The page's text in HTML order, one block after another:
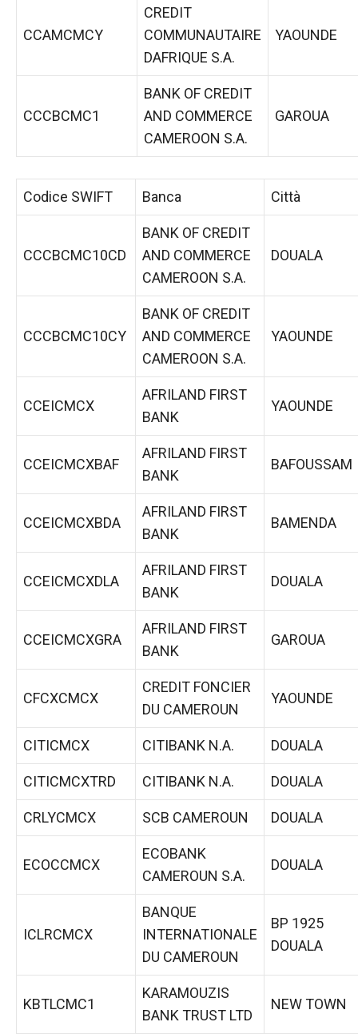
CCAMCMCY
CREDIT
COMMUNAUTAIRE
DAFRIQUE S.A.
YAOUNDE
CCCBCMC1
BANK OF CREDIT
AND COMMERCE
CAMEROON S.A.
GAROUA
Codice SWIFT Banca Città
CCCBCMC10CD
BANK OF CREDIT
AND COMMERCE
CAMEROON S.A.
DOUALA
CCCBCMC10CY
BANK OF CREDIT
AND COMMERCE
CAMEROON S.A.
YAOUNDE
CCEICMCX
AFRILAND FIRST
BANK
YAOUNDE
CCEICMCXBAF
AFRILAND FIRST
BANK
BAFOUSSAM
CCEICMCXBDA
AFRILAND FIRST
BANK
BAMENDA
CCEICMCXDLA
AFRILAND FIRST
BANK
DOUALA
CCEICMCXGRA
AFRILAND FIRST
BANK
GAROUA
CFCXCMCX
CREDIT FONCIER
DU CAMEROUN
YAOUNDE
CITICMCX CITIBANK N.A. DOUALA
CITICMCXTRD CITIBANK N.A. DOUALA
CRLYCMCX SCB CAMEROUN DOUALA
ECOCCMCX
ECOBANK
CAMEROUN S.A.
DOUALA
ICLRCMCX
BANQUE
INTERNATIONALE
DU CAMEROUN
BP 1925
DOUALA
KBTLCMC1
KARAMOUZIS
BANK TRUST LTD
NEW TOWN